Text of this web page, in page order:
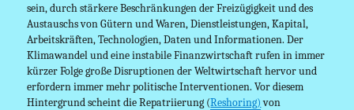
sein, durch stärkere Beschränkungen der Freizügigkeit und des
Austauschs von Gütern und Waren, Dienstleistungen, Kapital,
Arbeitskräften, Technologien, Daten und Informationen. Der
Klimawandel und eine instabile Finanzwirtschaft rufen in immer
kürzer Folge große Disruptionen der Weltwirtschaft hervor und
erfordern immer mehr politische Interventionen. Vor diesem
Hintergrund scheint die Repatriierung (Reshoring)von